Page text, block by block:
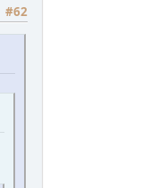
#62